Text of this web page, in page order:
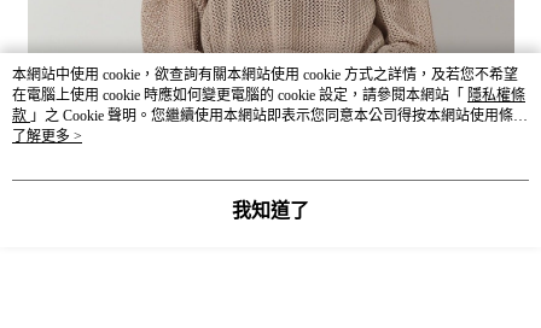
本網站中使用 cookie，欲查詢有關本網站使用 cookie 方式之詳情，及若您不希望
在電腦上使用 cookie 時應如何變更電腦的 cookie 設定，請參閱本網站「 隱私權條
款 」之 Cookie 聲明。您繼續使用本網站即表示您同意本公司得按本網站使用條款
之 Cookie 聲明使用 cookie。
了解更多 >
我知道了